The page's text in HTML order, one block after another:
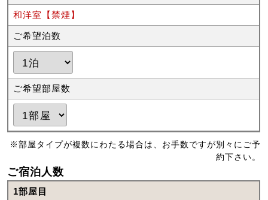
和洋室【禁煙】
ご希望泊数
ご希望部屋数
※部屋タイプが複数にわたる場合は、お手数ですが別々にご予
約下さい。
ご宿泊人数
1部屋目